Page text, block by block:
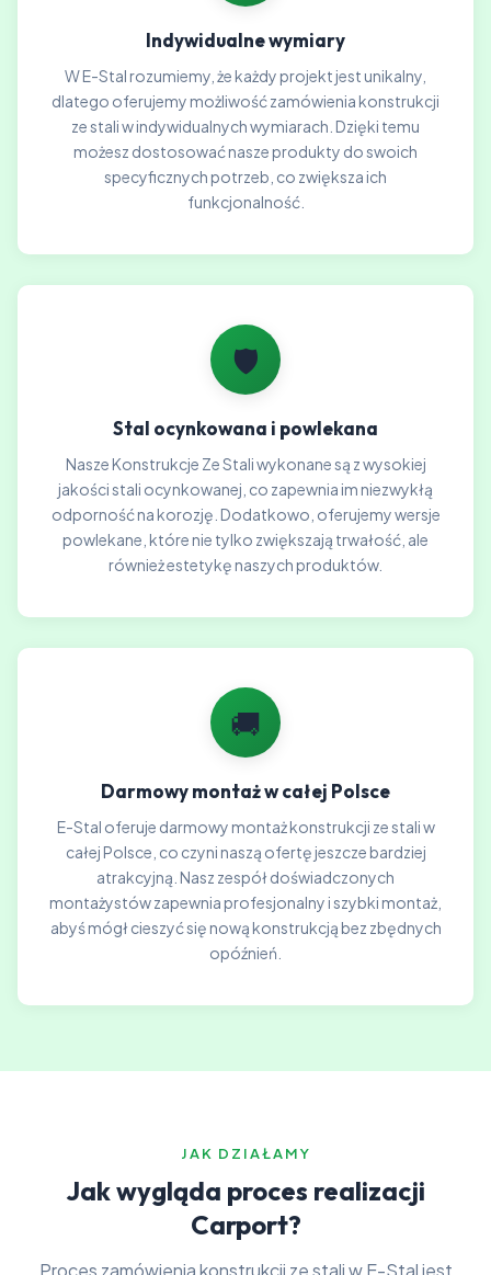
Indywidualne wymiary
W E-Stal rozumiemy, że każdy projekt jest unikalny,
dlatego oferujemy możliwość zamówienia konstrukcji
ze stali w indywidualnych wymiarach. Dzięki temu
możesz dostosować nasze produkty do swoich
specyficznych potrzeb, co zwiększa ich
funkcjonalność.
🛡️
Stal ocynkowana i powlekana
Nasze Konstrukcje Ze Stali wykonane są z wysokiej
jakości stali ocynkowanej, co zapewnia im niezwykłą
odporność na korozję. Dodatkowo, oferujemy wersje
powlekane, które nie tylko zwiększają trwałość, ale
również estetykę naszych produktów.
🚚
Darmowy montaż w całej Polsce
E-Stal oferuje darmowy montaż konstrukcji ze stali w
całej Polsce, co czyni naszą ofertę jeszcze bardziej
atrakcyjną. Nasz zespół doświadczonych
montażystów zapewnia profesjonalny i szybki montaż,
abyś mógł cieszyć się nową konstrukcją bez zbędnych
opóźnień.
JAK DZIAŁAMY
Jak wygląda proces realizacji
Carport?
Proces zamówienia konstrukcji ze stali w E-Stal jest